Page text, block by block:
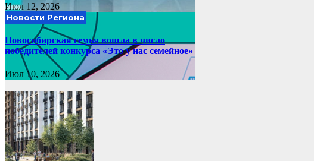
Июл 12, 2026
Новости Региона
Новосибирская семья вошла в число
победителей конкурса «Это у нас семейное»
Июл 10, 2026